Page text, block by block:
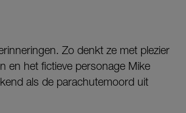
Zo denkt ze met plezier
en het fictieve personage Mike
als de parachutemoord uit